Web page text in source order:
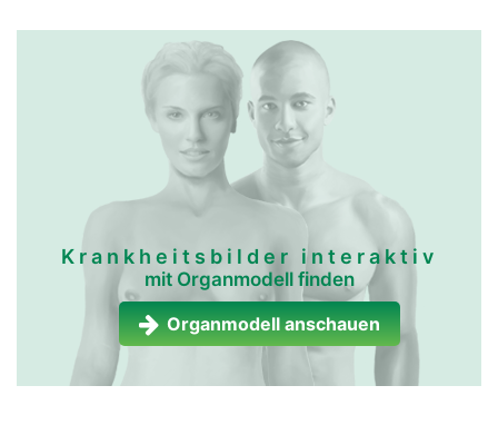
Krankheitsbilder interaktiv
mit Organmodell finden
Organmodell anschauen